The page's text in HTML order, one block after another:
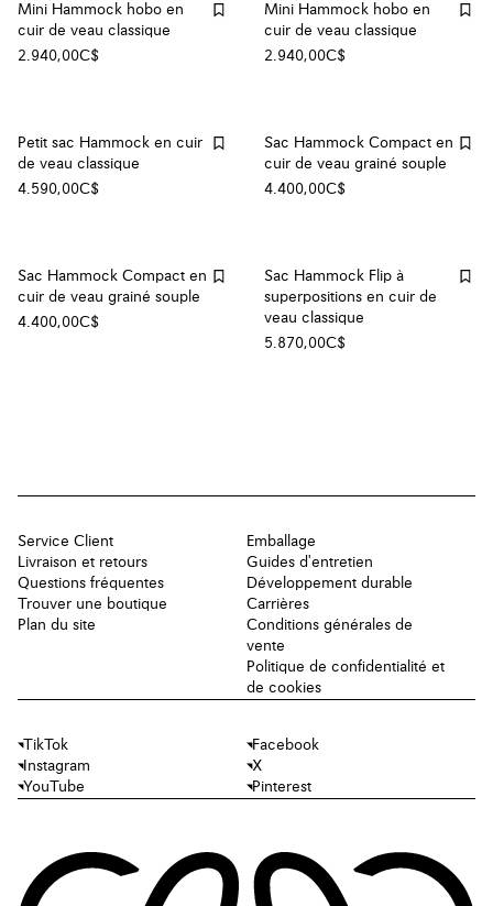
Mini Hammock hobo en
cuir de veau classique
2.940,00C$
Mini Hammock hobo en
cuir de veau classique
2.940,00C$
Petit sac Hammock en cuir
de veau classique
4.590,00C$
Sac Hammock Compact en
cuir de veau grainé souple
4.400,00C$
Sac Hammock Compact en
cuir de veau grainé souple
4.400,00C$
Sac Hammock Flip à
superpositions en cuir de
veau classique
5.870,00C$
Service Client
Livraison et retours
Questions fréquentes
Trouver une boutique
Plan du site
Emballage
Guides d'entretien
Développement durable
Carrières
Conditions générales de
vente
Politique de confidentialité et
de cookies
TikTok
Facebook
Instagram
X
YouTube
Pinterest